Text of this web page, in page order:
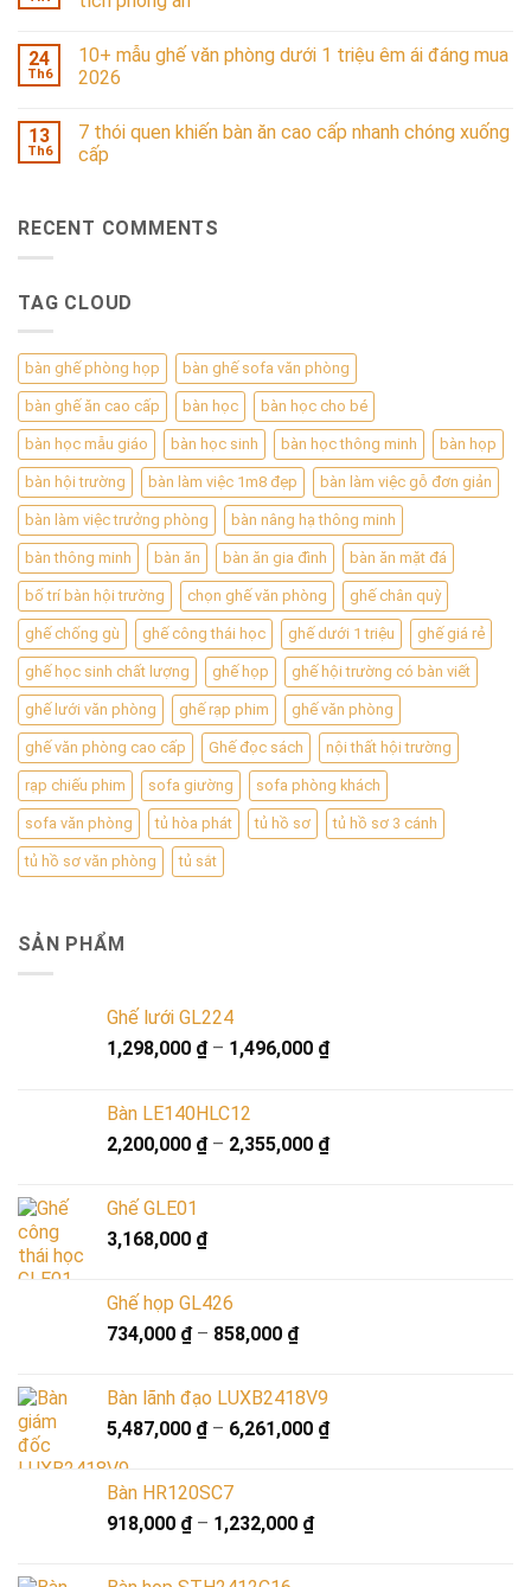
24
Th6
10+ mẫu ghế văn phòng dưới 1 triệu êm ái đáng mua
2026
13
Th6
7 thói quen khiến bàn ăn cao cấp nhanh chóng xuống
cấp
RECENT COMMENTS
TAG CLOUD
bàn ghế phòng họp bàn ghế sofa văn phòng
bàn ghế ăn cao cấp bàn học bàn học cho bé
bàn học mẫu giáo bàn học sinh bàn học thông minh bàn họp
bàn hội trường bàn làm việc 1m8 đẹp bàn làm việc gỗ đơn giản
bàn làm việc trưởng phòng bàn nâng hạ thông minh
bàn thông minh bàn ăn bàn ăn gia đình bàn ăn mặt đá
bố trí bàn hội trường chọn ghế văn phòng ghế chân quỳ
ghế chống gù ghế công thái học ghế dưới 1 triệu ghế giá rẻ
ghế học sinh chất lượng ghế họp ghế hội trường có bàn viết
ghế lưới văn phòng ghế rạp phim ghế văn phòng
ghế văn phòng cao cấp Ghế đọc sách nội thất hội trường
rạp chiếu phim sofa giường sofa phòng khách
sofa văn phòng tủ hòa phát tủ hồ sơ tủ hồ sơ 3 cánh
tủ hồ sơ văn phòng tủ sắt
SẢN PHẨM
Ghế lưới GL224
1,298,000 ₫– 1,496,000 ₫
Bàn LE140HLC12
2,200,000 ₫– 2,355,000 ₫
Ghế GLE01
3,168,000 ₫
Ghế họp GL426
734,000 ₫– 858,000 ₫
Bàn lãnh đạo LUXB2418V9
5,487,000 ₫– 6,261,000 ₫
Bàn HR120SC7
918,000 ₫– 1,232,000 ₫